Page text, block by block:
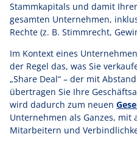
Stammkapitals und damit
gesamten Unternehmen,
Rechte (z. B. Stimmrecht,
Im Kontext eines
der Regel das, was Sie
„Share Deal“ – der mit
übertragen Sie Ihre
wird dadurch zum neuen
Unternehmen als Ganzes, mit
Mitarbeitern und